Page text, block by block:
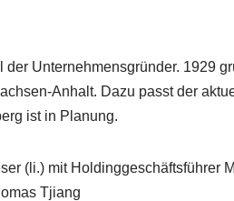
Unternehmensgründer. 1929
Anhalt. Dazu passt der
ist in Planung.
(li.) mit Holdinggeschäftsführer
Tjiang